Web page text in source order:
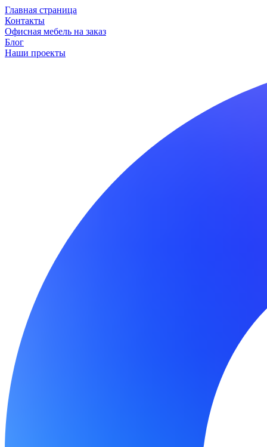
Главная страница
Контакты
Офисная мебель на заказ
Блог
Наши проекты